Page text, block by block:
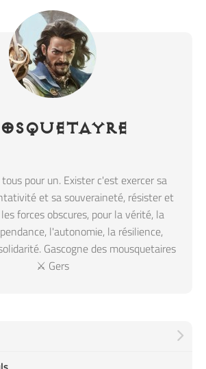
pour un. Exister c'est exercer sa
et sa souveraineté, résister et
forces obscures, pour la vérité, la
l'autonomie, la résilience,
Gascogne des mousquetaires
⚔️ Gers